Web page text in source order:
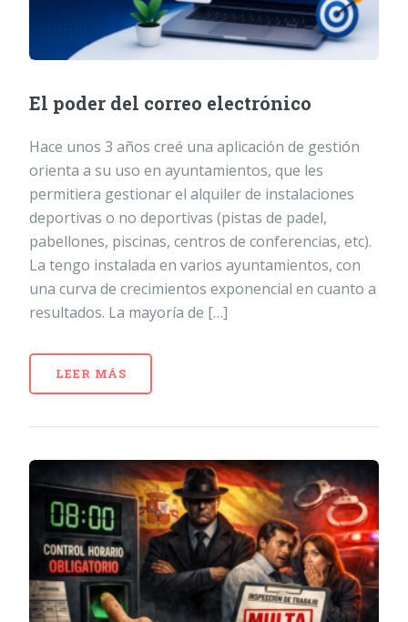
El poder del correo electrónico
Hace unos 3 años creé una aplicación de gestión
orienta a su uso en ayuntamientos, que les
permitiera gestionar el alquiler de instalaciones
deportivas o no deportivas (pistas de padel,
pabellones, piscinas, centros de conferencias, etc).
La tengo instalada en varios ayuntamientos, con
una curva de crecimientos exponencial en cuanto a
resultados. La mayoría de […]
LEER MÁS